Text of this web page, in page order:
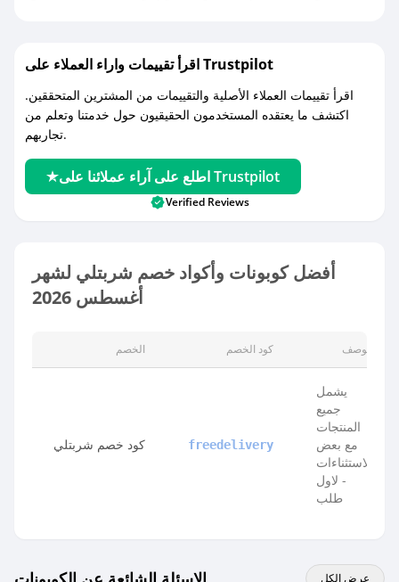
اقرأ تقييمات واراء العملاء على Trustpilot
اقرأ تقييمات العملاء الأصلية والتقييمات من المشترين المتحققين.
اكتشف ما يعتقده المستخدمون الحقيقيون حول خدمتنا وتعلم من
تجاربهم.
اطلع على آراء عملائنا على Trustpilot
Verified Reviews
أفضل كوبونات وأكواد خصم شربتلي لشهر
أغسطس 2026
الخصم كود الخصم الوصف
كود خصم شربتلي freedelivery
يشمل
جميع
المنتجات
مع بعض
الاستثناءات
- لاول
طلب
عرض الكل